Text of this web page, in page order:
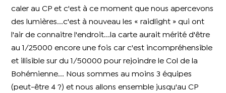
caler au CP et c'est à ce moment que nous apercevons
des lumières...c'est à nouveau les « raidlight » qui ont
l'air de connaitre l'endroit...la carte aurait mérité d'être
au 1/25000 encore une fois car c'est incompréhensible
et illisible sur du 1/50000 pour rejoindre le Col de la
Bohémienne... Nous sommes au moins 3 équipes
(peut-être 4 ?) et nous allons ensemble jusqu'au CP